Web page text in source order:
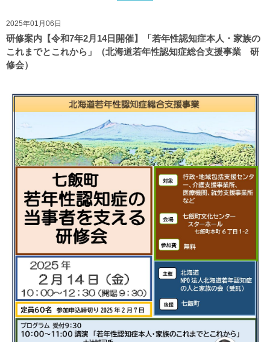
2025年01月06日
研修案内【令和7年2月14日開催】「若年性認知症本人・家族の
これまでとこれから」（北海道若年性認知症総合支援事業 研
修会）